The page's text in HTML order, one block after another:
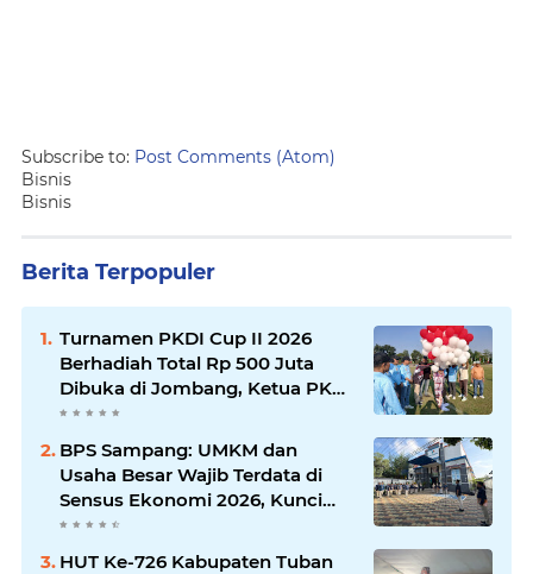
Subscribe to: Post Comments (Atom)
Bisnis
Bisnis
Berita Terpopuler
Turnamen PKDI Cup II 2026
Berhadiah Total Rp 500 Juta
Dibuka di Jombang, Ketua PKDI
Jatim Syaifullah Mahdi: Ajang
Komunikasi Antar-Kades untuk
Memajukan Desa
BPS Sampang: UMKM dan
Usaha Besar Wajib Terdata di
Sensus Ekonomi 2026, Kunci
Kebijakan Tepat Sasaran
HUT Ke-726 Kabupaten Tuban